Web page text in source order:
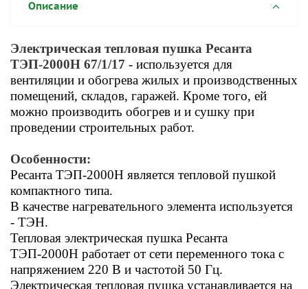
Описание
Электрическая тепловая пушка Ресанта
ТЭП-2000Н 67/1/17 - используется для
вентиляции и обогрева жилых и производственных
помещений, складов, гаражей. Кроме того, ей
можно производить обогрев и и сушку при
проведении строительных работ.
Особенности:
Ресанта ТЭП-2000Н является тепловой пушкой
компактного типа.
В качестве нагревательного элемента используется
- ТЭН.
Тепловая электрическая пушка Ресанта
ТЭП-2000Н работает от сети переменного тока с
напряжением 220 В и частотой 50 Гц.
Электрическая тепловая пушка устанавливается на